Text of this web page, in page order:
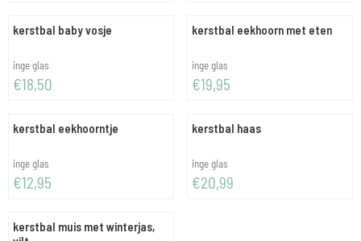
kerstbal baby vosje
Merk:
inge glas
Prijs: 18,50
€18,50
kerstbal eekhoorn met eten
Merk:
inge glas
Prijs: 19,95
€19,95
kerstbal eekhoorntje
Merk:
inge glas
Prijs: 12,95
€12,95
kerstbal haas
Merk:
inge glas
Prijs: 20,99
€20,99
kerstbal muis met winterjas,